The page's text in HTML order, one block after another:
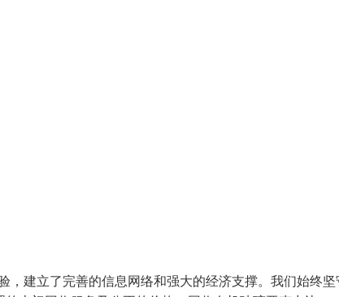
建立了完善的信息网络和强大的经济支撑。我们始终坚